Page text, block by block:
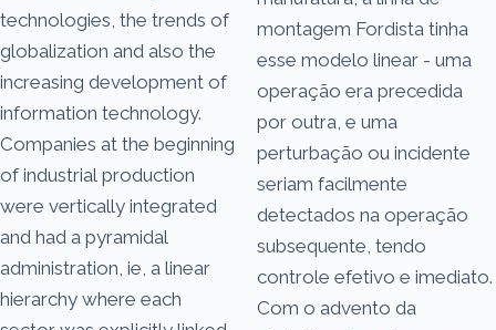
technologies, the trends of
globalization and also the
increasing development of
information technology.
Companies at the beginning
of industrial production
were vertically integrated
and had a pyramidal
administration, ie, a linear
hierarchy where each
montagem Fordista tinha
esse modelo linear - uma
operação era precedida
por outra, e uma
perturbação ou incidente
seriam facilmente
detectados na operação
subsequente, tendo
controle efetivo e imediato.
Com o advento da